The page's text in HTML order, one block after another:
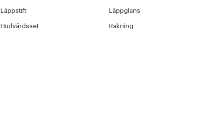
Läppstift Läppglans
Hudvårdsset Rakning